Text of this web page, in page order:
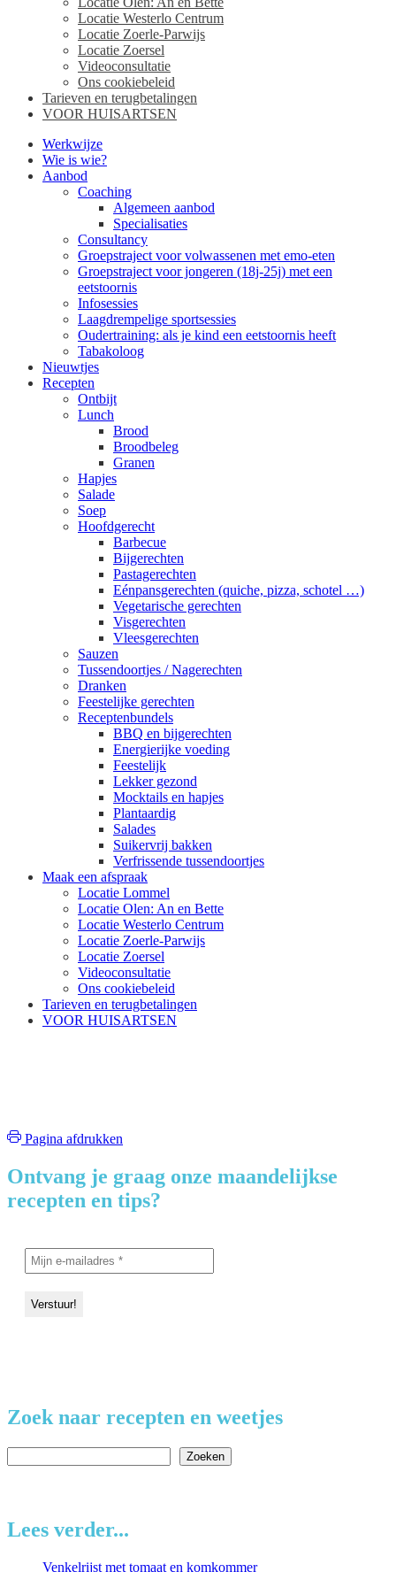
Locatie Westerlo Centrum
Locatie Zoerle-Parwijs
Locatie Zoersel
Videoconsultatie
Ons cookiebeleid
Tarieven en terugbetalingen
VOOR HUISARTSEN
Werkwijze
Wie is wie?
Aanbod
Coaching
Algemeen aanbod
Specialisaties
Consultancy
Groepstraject voor volwassenen met emo-eten
Groepstraject voor jongeren (18j-25j) met een
eetstoornis
Infosessies
Laagdrempelige sportsessies
Oudertraining: als je kind een eetstoornis heeft
Tabakoloog
Nieuwtjes
Recepten
Ontbijt
Lunch
Brood
Broodbeleg
Granen
Hapjes
Salade
Soep
Hoofdgerecht
Barbecue
Bijgerechten
Pastagerechten
Eénpansgerechten (quiche, pizza, schotel …)
Vegetarische gerechten
Visgerechten
Vleesgerechten
Sauzen
Tussendoortjes / Nagerechten
Dranken
Feestelijke gerechten
Receptenbundels
BBQ en bijgerechten
Energierijke voeding
Feestelijk
Lekker gezond
Mocktails en hapjes
Plantaardig
Salades
Suikervrij bakken
Verfrissende tussendoortjes
Maak een afspraak
Locatie Lommel
Locatie Olen: An en Bette
Locatie Westerlo Centrum
Locatie Zoerle-Parwijs
Locatie Zoersel
Videoconsultatie
Ons cookiebeleid
Tarieven en terugbetalingen
VOOR HUISARTSEN
Pagina afdrukken
Ontvang je graag onze maandelijkse
recepten en tips?
Zoek naar recepten en weetjes
Zoeken
Lees verder...
Venkelrijst met tomaat en komkommer